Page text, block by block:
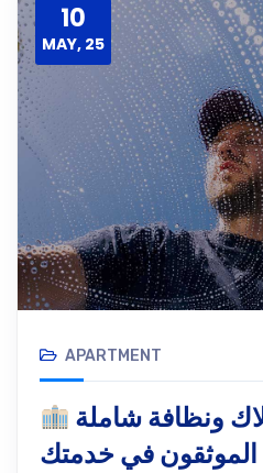
10
MAY, 25
APARTMENT
في خدمتك